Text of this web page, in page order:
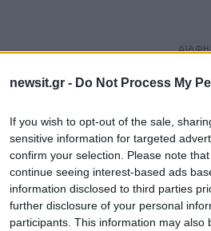
newsit.gr - Do Not Process My
If you wish to opt-out of the sale,
sensitive information for targeted
confirm your selection. Please note
continue seeing interest-based ads
information disclosed to third parties
further disclosure of your personal
participants. This information may